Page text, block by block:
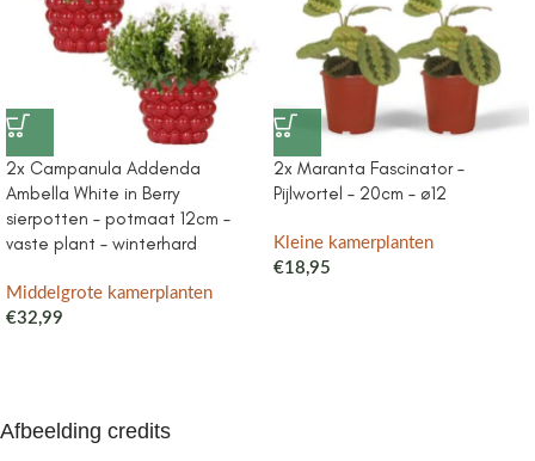
2x Campanula Addenda
Ambella White in Berry
sierpotten – potmaat 12cm –
vaste plant – winterhard
Middelgrote kamerplanten
€32,99
2x Maranta Fascinator –
Pijlwortel – 20cm – ø12
Kleine kamerplanten
€18,95
Afbeelding credits